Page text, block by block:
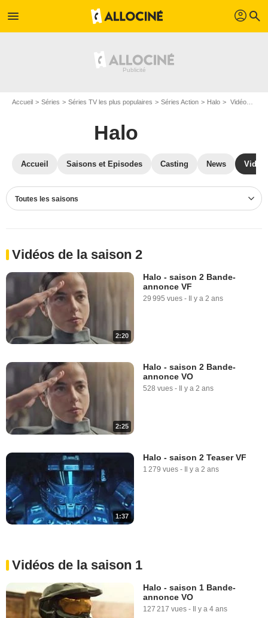
menu profil search
Accueil Séries Séries TV les plus populaires Séries Action Halo Vidéos Halo
Halo
Accueil Saisons et Episodes Casting News
Toutes les saisons
Vidéos de la saison 2
2:20
Halo - saison 2 Bande-
annonce VF
29 995 vues - Il y a 2 ans
2:25
Halo - saison 2 Bande-
annonce VO
528 vues - Il y a 2 ans
1:37
Halo - saison 2 Teaser VF
1 279 vues - Il y a 2 ans
Vidéos de la saison 1
Halo - saison 1 Bande-
annonce VO
127 217 vues - Il y a 4 ans